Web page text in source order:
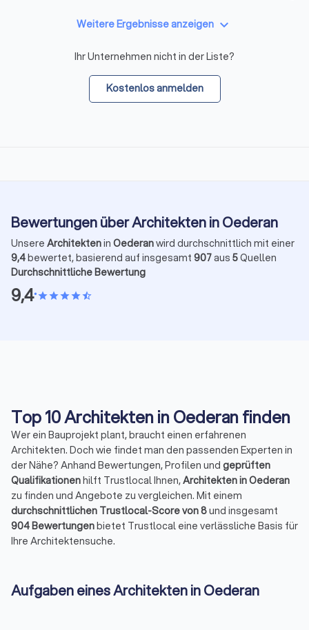
Weitere Ergebnisse anzeigen keyboard_arrow_down
Ihr Unternehmen nicht in der Liste?
Kostenlos anmelden
Bewertungen über Architekten in Oederan
Unsere Architektenin Oederanwird durchschnittlich mit einer
9,4bewertet, basierend auf insgesamt 907aus 5Quellen
Durchschnittliche Bewertung
9,4•starstarstarstarstar_half
Top 10 Architekten in Oederan finden
Wer ein Bauprojekt plant, braucht einen erfahrenen
Architekten. Doch wie findet man den passenden Experten in
der Nähe? Anhand Bewertungen, Profilen und geprüften
Qualifikationenhilft Trustlocal Ihnen,Architekten in Oederan
zu finden und Angebote zu vergleichen. Mit einem
durchschnittlichen Trustlocal-Score von 8und insgesamt
904 Bewertungenbietet Trustlocal eine verlässliche Basis für
Ihre Architektensuche.
Aufgaben eines Architekten in Oederan